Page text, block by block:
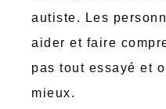
autiste. Les
aider et faire
pas tout essayé et
mieux.